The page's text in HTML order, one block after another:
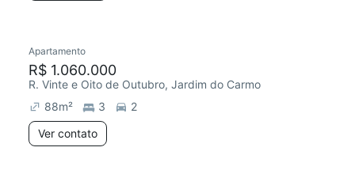
Redecorar
Apartamento
R$ 1.060.000
R. Vinte e Oito de Outubro, Jardim do Carmo
88m² 3
2
Ver contato